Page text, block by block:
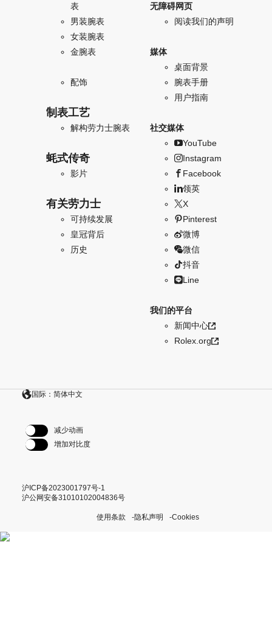
表
男装腕表
女装腕表
金腕表
配饰
制表工艺
解构劳力士腕表
蚝式传奇
影片
有关劳力士
可持续发展
皇冠背后
历史
无障碍网页
阅读我们的声明
媒体
桌面背景
腕表手册
用户指南
社交媒体
YouTube
Instagram
Facebook
领英
X
Pinterest
微博
微信
抖音
Line
我们的平台
新闻中心
Rolex.org
国际：简体中文
减少动画
增加对比度
沪ICP备2023001797号-1
沪公网安备31010102004836号
使用条款 隐私声明 Cookies